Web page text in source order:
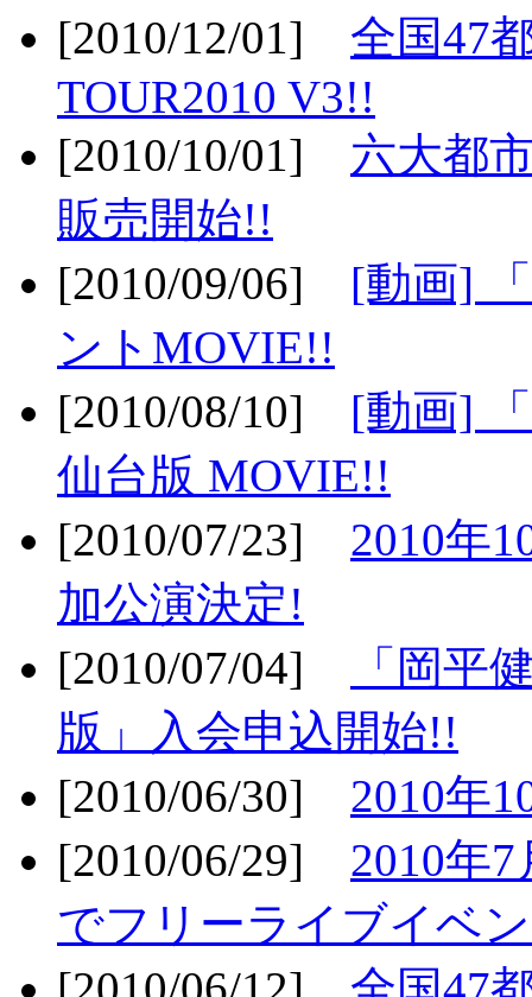
[2010/12/01] 全国47
TOUR2010 V3!!
[2010/10/01] 六大都
販売開始!!
[2010/09/06] [動画]
ントMOVIE!!
[2010/08/10] [動画]
仙台版 MOVIE!!
[2010/07/23] 2010年
加公演決定!
[2010/07/04]
「岡平
版」入会申込開始!!
[2010/06/30] 2010年
[2010/06/29] 2010年
でフリーライブイベ